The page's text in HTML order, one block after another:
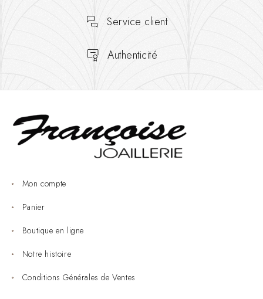
Service client
Authenticité
Mon compte
Panier
Boutique en ligne
Notre histoire
Conditions Générales de Ventes